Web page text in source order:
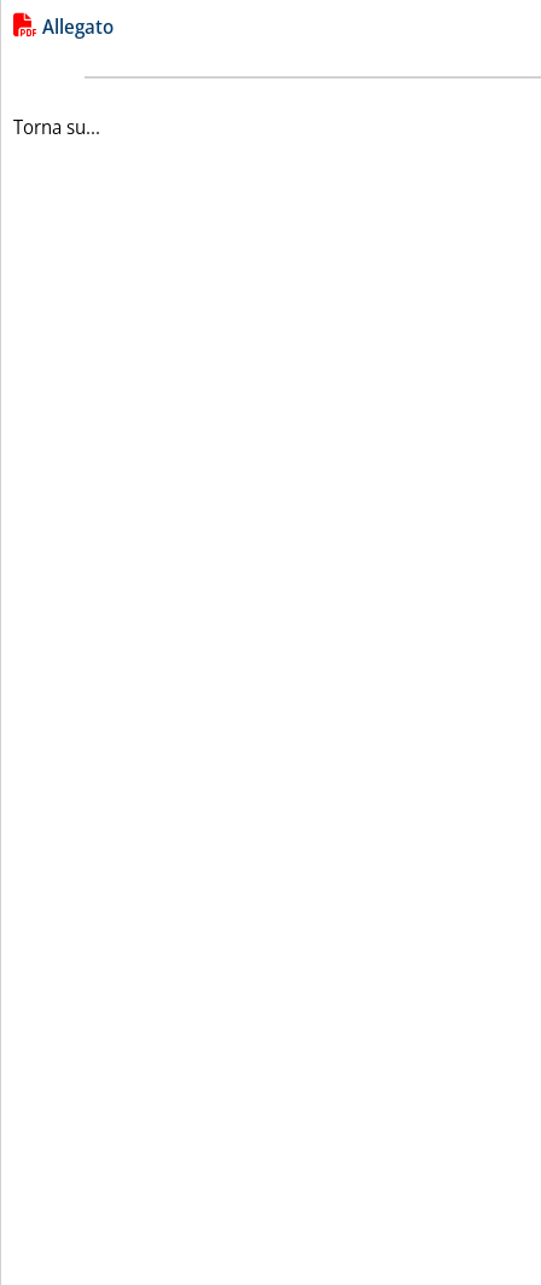
Leggi tutta la notizia: 'I “PREZZI CONSIGLIATI” DEI
Lista allegati PDF alla notizia
Allegato
Torna su...